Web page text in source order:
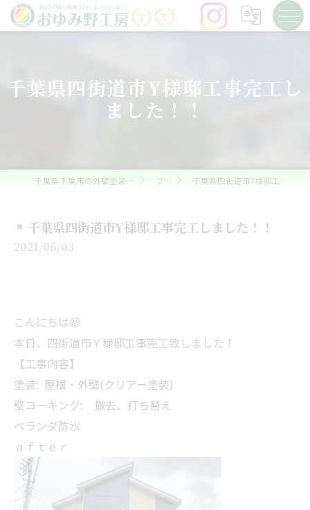
千葉県四街道市Y様邸工事完工し
ました！！
千葉県千葉市の外壁塗装ならおゆみ野工房 ブログ 千葉県四街道市Y様邸工事完工しました！！
千葉県四街道市Y様邸工事完工しました！！
2021/06/03
こんにちは😃
本日、四街道市Ｙ様邸工事完工致しました！
【工事内容】
塗装: 屋根・外壁(クリアー塗装)
壁コーキング: 撤去、打ち替え
ベランダ防水
ａｆｔｅｒ